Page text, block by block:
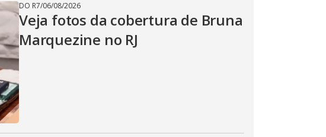
DO R7/06/08/2026
Veja fotos da cobertura de Bruna
Marquezine no RJ